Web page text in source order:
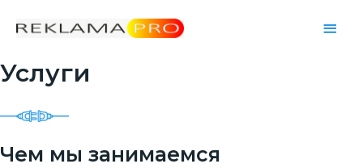
Услуги
Чем мы занимаемся